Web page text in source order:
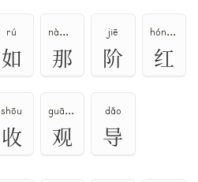
rú
如
nà、nǎ、nèi、nā
那
jiē
阶
hóng、gōng
红
shōu
收
guān、guàn
观
dǎo
导